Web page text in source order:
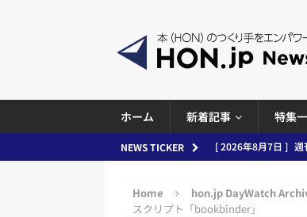
ホーム 新着記事 特集
NEWS TICKER [ 2026年8月7日 ] 週
[ 2026年8月6日 ]
Home hon.jp DayWatch
スクリプト「bookbinder」